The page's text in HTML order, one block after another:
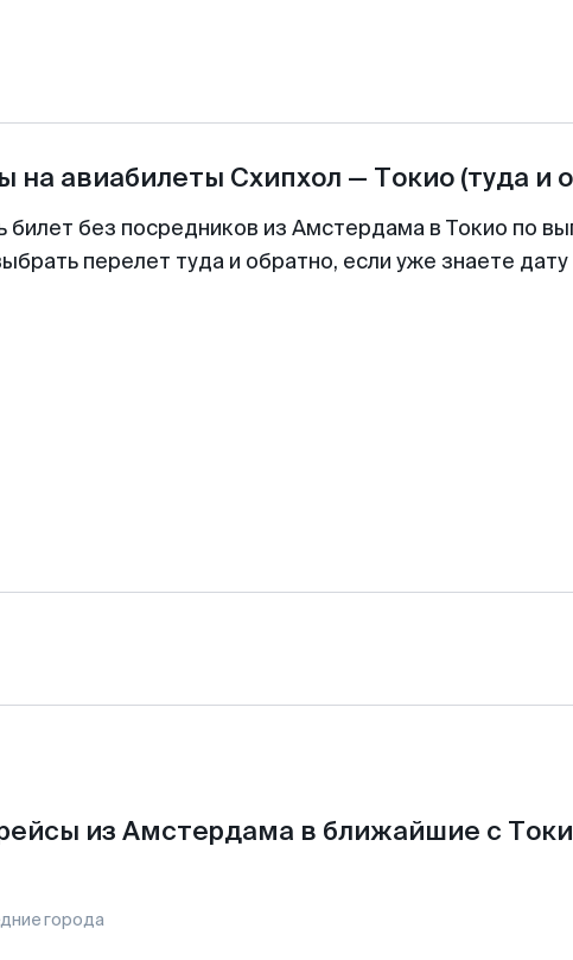
на авиабилеты Схипхол — Токио (туда и
билет без посредников из Амстердама в Токио по
перелет туда и обратно, если уже знаете
из Амстердама в ближайшие с
города